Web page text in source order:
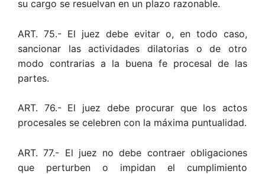
su cargo se resuelvan en un plazo razonable.
ART. 75.- El juez debe evitar o, en todo caso,
sancionar las actividades dilatorias o de otro
modo contrarias a la buena fe procesal de las
partes.
ART. 76.- El juez debe procurar que los actos
procesales se celebren con la máxima puntualidad.
ART. 77.- El juez no debe contraer obligaciones
que perturben o impidan el cumplimiento